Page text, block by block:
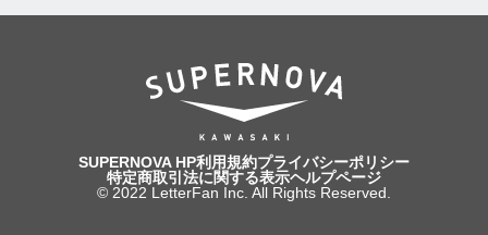
SUPERNOVA HP利用規約プライバシーポリシー
特定商取引法に関する表示ヘルプページ
© 2022 LetterFan Inc. All Rights Reserved.